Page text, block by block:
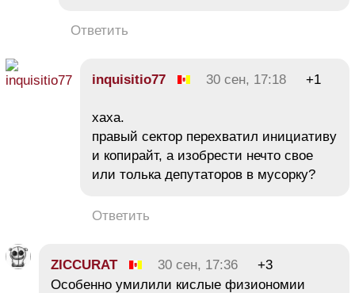
Ответить
inquisitiо77 30 сен, 17:18 +1
хаха.
правый сектор перехватил инициативу
и копирайт, а изобрести нечто свое
или толька депутаторов в мусорку?
Ответить
ZICCURAT 30 сен, 17:36
+3
Особенно умилили кислые физиономии